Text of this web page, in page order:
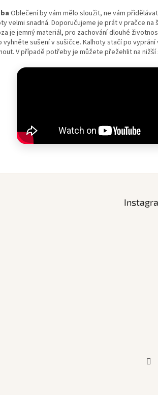
Oblečení by vám mělo sloužit, ne vám
velmi snadná. Doporučujeme je prát v pračce
je jemný materiál, pro zachování dlouhé
vyhněte sušení v sušičce. Kalhoty stačí po
V případě potřeby je můžete přežehlit na nižší